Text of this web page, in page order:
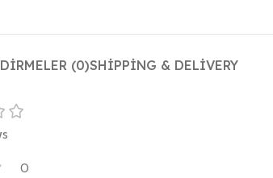
(0)SHIPPING & DELIVERY
0